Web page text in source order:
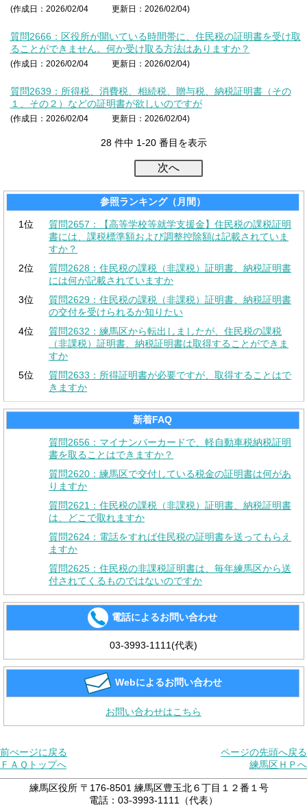
(作成日：2026/02/04 更新日：2026/02/04)
質問2666：区役所が開いている時間帯に、住民税の証明書を受け取
ることができません。何か受け取る方法はありますか？
(作成日：2026/02/04 更新日：2026/02/04)
質問2639：所得税、消費税、相続税、贈与税、納税証明書（その
１、その２）などの証明書が欲しいのですが
(作成日：2026/02/04 更新日：2026/02/04)
28 件中 1-20 番目を表示
参照ランキング（月間）
1位
質問2657：【高等学校等就学支援金】住民税の課税証明
書には、課税標準額および調整控除額は記載されていま
すか？
2位
質問2628：住民税の課税（非課税）証明書、納税証明書
には何が記載されていますか
3位
質問2629：住民税の課税（非課税）証明書、納税証明書
の交付を受けられるか知りたい
4位
質問2632：練馬区から転出しましたが、住民税の課税
（非課税）証明書、納税証明書は取得することができま
すか
5位
質問2633：所得証明書が必要ですが、取得することはで
きますか
新着FAQ
質問2656：マイナンバーカードで、軽自動車税納税証明
書を取ることはできますか？
質問2620：練馬区で交付している税金の証明書は何があ
りますか
質問2621：住民税の課税（非課税）証明書、納税証明書
は、どこで取れますか
質問2624：電話をすれば住民税の証明書を送ってもらえ
ますか
質問2625：住民税の非課税証明書は、毎年練馬区から送
付されてくるものではないのですか
電話によるお問い合わせ
03-3993-1111(代表)
Webによるお問い合わせ
お問い合わせはこちら
前ぺージに戻る
ページの先頭へ戻る
ＦＡＱトップへ
練馬区ＨＰへ
練馬区役所 〒176-8501 練馬区豊玉北６丁目１２番１号
電話：03-3993-1111（代表）